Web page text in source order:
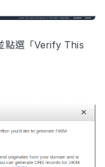
點選「Verify This